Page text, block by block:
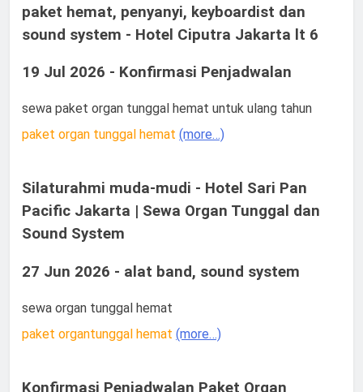
paket hemat, penyanyi, keyboardist dan
sound system - Hotel Ciputra Jakarta lt 6
19 Jul 2026 - Konfirmasi Penjadwalan
sewa paket organ tunggal hemat untuk ulang tahun
paket organ tunggal hemat (more…)
Silaturahmi muda-mudi - Hotel Sari Pan
Pacific Jakarta | Sewa Organ Tunggal dan
Sound System
27 Jun 2026 - alat band, sound system
sewa organ tunggal hemat
paket organtunggal hemat (more…)
Konfirmasi Penjadwalan Paket Organ